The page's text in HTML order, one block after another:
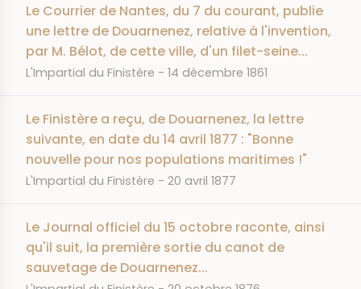
Le Courrier de Nantes, du 7 du courant, publie
une lettre de Douarnenez, relative à l'invention,
par M. Bélot, de cette ville, d'un filet-seine...
JOURNAL
L'Impartial du Finistère DATE
14 décembre 1861
Le Finistère a reçu, de Douarnenez, la lettre
suivante, en date du 14 avril 1877 : "Bonne
nouvelle pour nos populations maritimes !"
JOURNAL
L'Impartial du Finistère DATE
20 avril 1877
Le Journal officiel du 15 octobre raconte, ainsi
qu'il suit, la première sortie du canot de
sauvetage de Douarnenez...
JOURNAL DATE